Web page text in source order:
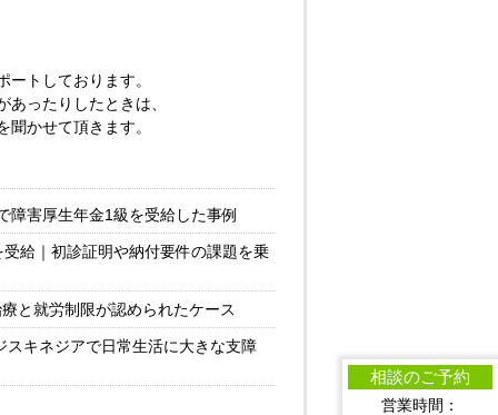
トしております。
ったりしたときは、
かせて頂きます。
障害厚生年金1級を受給した事例
給｜初診証明や納付要件の課題を乗
と就労制限が認められたケース
スキネジアで日常生活に大きな支障
相談のご予約
営業時間：